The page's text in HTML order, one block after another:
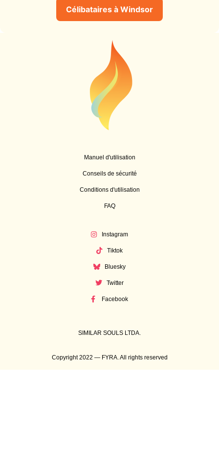
Célibataires à Windsor
Manuel d'utilisation
Conseils de sécurité
Conditions d'utilisation
FAQ
Instagram
Tiktok
Bluesky
Twitter
Facebook
SIMILAR SOULS LTDA.
Copyright 2022 — FYRA. All rights reserved